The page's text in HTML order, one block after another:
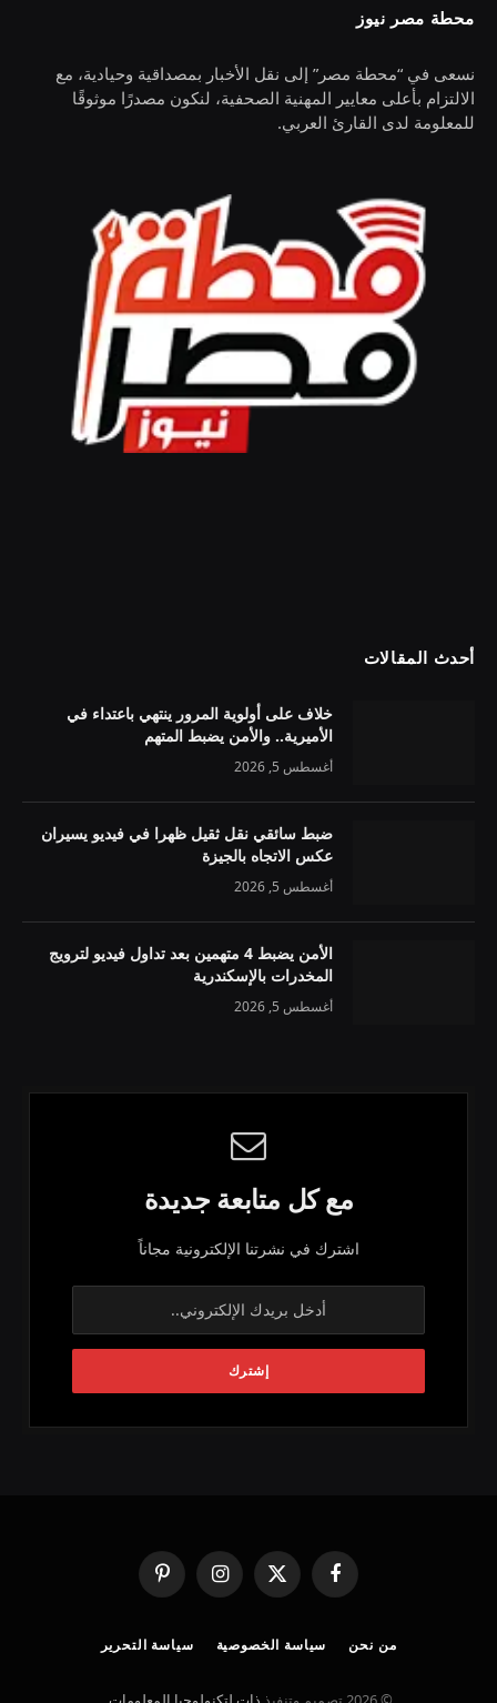
محطة مصر نيوز
نسعى في “محطة مصر” إلى نقل الأخبار بمصداقية وحيادية، مع
الالتزام بأعلى معايير المهنية الصحفية، لنكون مصدرًا موثوقًا
للمعلومة لدى القارئ العربي.
أحدث المقالات
خلاف على أولوية المرور ينتهي باعتداء في
الأميرية.. والأمن يضبط المتهم
أغسطس 5, 2026
ضبط سائقي نقل ثقيل ظهرا في فيديو يسيران
عكس الاتجاه بالجيزة
أغسطس 5, 2026
الأمن يضبط 4 متهمين بعد تداول فيديو لترويج
المخدرات بالإسكندرية
أغسطس 5, 2026
مع كل متابعة جديدة
اشترك في نشرتنا الإلكترونية مجاناً
فيسبوك
X
(Twitter)
الانستغرامبينتيريست
من نحن سياسة الخصوصية سياسة التحرير